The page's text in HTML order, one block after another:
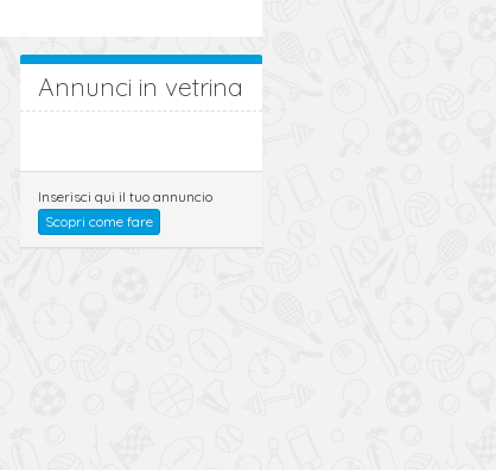
Annunci in vetrina
Inserisci qui il tuo annuncio
Scopri come fare